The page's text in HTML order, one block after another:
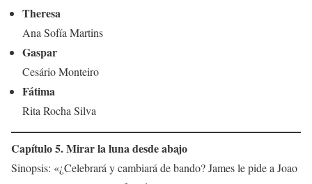
Theresa
Ana Sofía Martins
Gaspar
Cesário Monteiro
Fátima
Rita Rocha Silva
Capítulo 5. Mirar la luna desde abajo
Sinopsis: «¿Celebrará y cambiará de bando? James le pide a Joao